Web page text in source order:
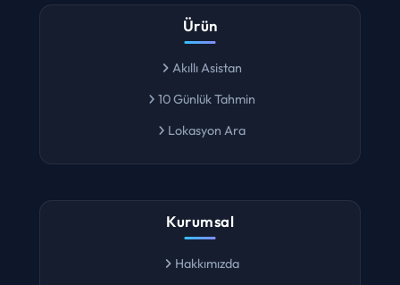
Ürün
Akıllı Asistan
10 Günlük Tahmin
Lokasyon Ara
Kurumsal
Hakkımızda